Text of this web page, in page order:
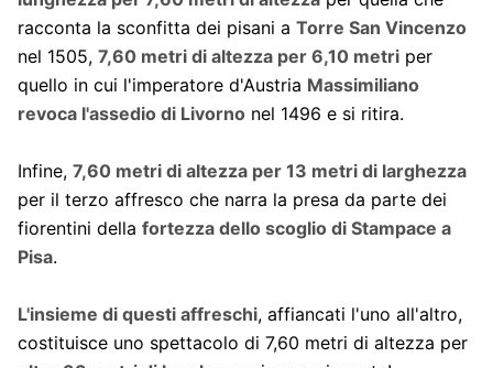
racconta la sconfitta dei pisani a Torre San Vincenzo
nel 1505, 7,60 metri di altezza per 6,10 metriper
quello in cui l'imperatore d'Austria Massimiliano
revoca l'assedio di Livornonel 1496 e si ritira.
Infine, 7,60 metri di altezza per 13 metri di larghezza
per il terzo affresco che narra la presa da parte dei
fiorentini della fortezza dello scoglio di Stampace a
Pisa.
L'insieme di questi affreschi, affiancati l'uno all'altro,
costituisce uno spettacolo di 7,60 metri di altezza per